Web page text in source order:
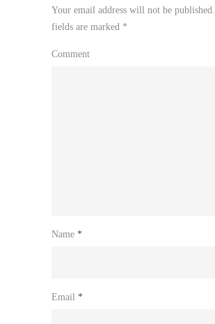
Your email address will not be published.
fields are marked *
Comment
Name *
Email *